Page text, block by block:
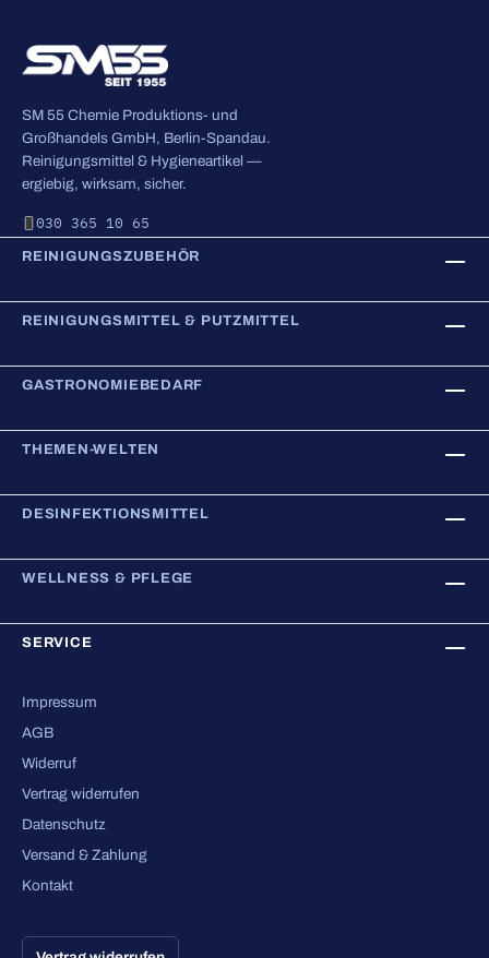
SM 55 Chemie Produktions- und
Großhandels GmbH, Berlin-Spandau.
Reinigungsmittel & Hygieneartikel —
ergiebig, wirksam, sicher.
030 365 10 65
REINIGUNGSZUBEHÖR
REINIGUNGSMITTEL & PUTZMITTEL
GASTRONOMIEBEDARF
THEMEN-WELTEN
DESINFEKTIONSMITTEL
WELLNESS & PFLEGE
SERVICE
Impressum
AGB
Widerruf
Vertrag widerrufen
Datenschutz
Versand & Zahlung
Kontakt